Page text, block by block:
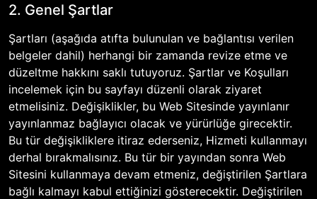
2. Genel Şartlar
Şartları (aşağıda atıfta bulunulan ve bağlantısı verilen
belgeler dahil) herhangi bir zamanda revize etme ve
düzeltme hakkını saklı tutuyoruz. Şartlar ve Koşulları
incelemek için bu sayfayı düzenli olarak ziyaret
etmelisiniz. Değişiklikler, bu Web Sitesinde yayınlanır
yayınlanmaz bağlayıcı olacak ve yürürlüğe girecektir.
Bu tür değişikliklere itiraz ederseniz, Hizmeti kullanmayı
derhal bırakmalısınız. Bu tür bir yayından sonra Web
Sitesini kullanmaya devam etmeniz, değiştirilen Şartlara
bağlı kalmayı kabul ettiğinizi gösterecektir. Değiştirilen